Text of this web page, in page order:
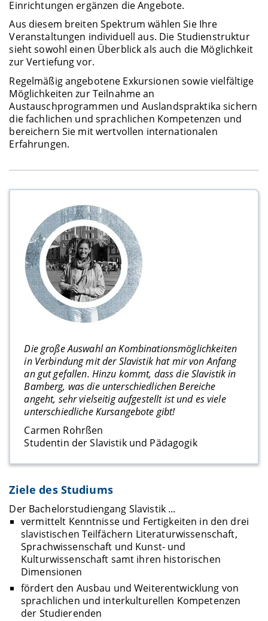
Einrichtungen ergänzen die Angebote.
Aus diesem breiten Spektrum wählen Sie Ihre
Veranstaltungen individuell aus. Die Studienstruktur
sieht sowohl einen Überblick als auch die Möglichkeit
zur Vertiefung vor.
Regelmäßig angebotene Exkursionen sowie vielfältige
Möglichkeiten zur Teilnahme an
Austauschprogrammen und Auslandspraktika sichern
die fachlichen und sprachlichen Kompetenzen und
bereichern Sie mit wertvollen internationalen
Erfahrungen.
Die große Auswahl an Kombinationsmöglichkeiten
in Verbindung mit der Slavistik hat mir von Anfang
an gut gefallen. Hinzu kommt, dass die Slavistik in
Bamberg, was die unterschiedlichen Bereiche
angeht, sehr vielseitig aufgestellt ist und es viele
unterschiedliche Kursangebote gibt!
Carmen Rohrßen
Studentin der Slavistik und Pädagogik
Ziele des Studiums
Der Bachelorstudiengang Slavistik ...
vermittelt Kenntnisse und Fertigkeiten in den drei
slavistischen Teilfächern Literaturwissenschaft,
Sprachwissenschaft und Kunst- und
Kulturwissenschaft samt ihren historischen
Dimensionen
fördert den Ausbau und Weiterentwicklung von
sprachlichen und interkulturellen Kompetenzen
der Studierenden